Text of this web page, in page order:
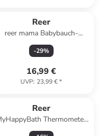
Reer
reer mama Babybauch-
Gipsabdruck-Set in Weiß ab
18 Jahre
-29%
16,99 €
UVP: 23,99 €*
Reer
Thermometer
Wal in Blau